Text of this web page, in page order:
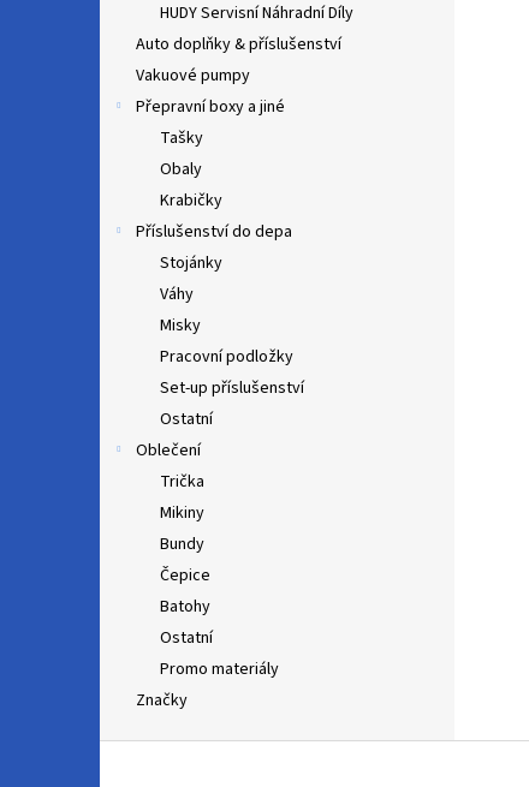
HUDY Servisní Náhradní Díly
Auto doplňky & příslušenství
Vakuové pumpy
Přepravní boxy a jiné
Tašky
Obaly
Krabičky
Příslušenství do depa
Stojánky
Váhy
Misky
Pracovní podložky
Set-up příslušenství
Ostatní
Oblečení
Trička
Mikiny
Bundy
Čepice
Batohy
Ostatní
Promo materiály
Značky